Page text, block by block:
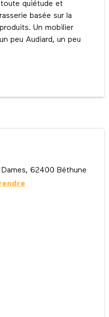
quiétude et
basée sur la
Un mobilier
peu Audiard, un peu
62400 Béthune